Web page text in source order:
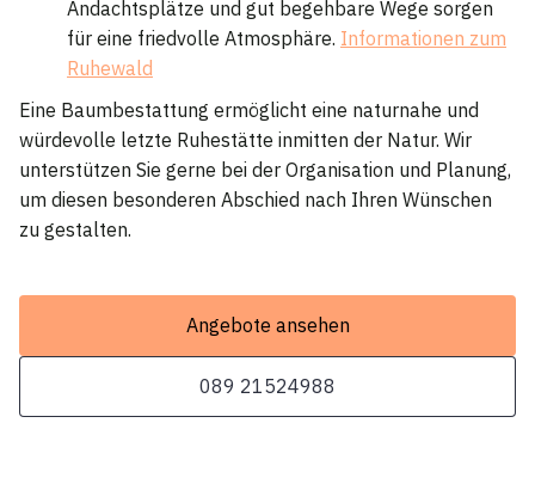
Andachtsplätze und gut begehbare Wege sorgen
für eine friedvolle Atmosphäre. Informationen zum
Ruhewald
Eine Baumbestattung ermöglicht eine naturnahe und
würdevolle letzte Ruhestätte inmitten der Natur. Wir
unterstützen Sie gerne bei der Organisation und Planung,
um diesen besonderen Abschied nach Ihren Wünschen
zu gestalten.
Angebote ansehen
089 21524988